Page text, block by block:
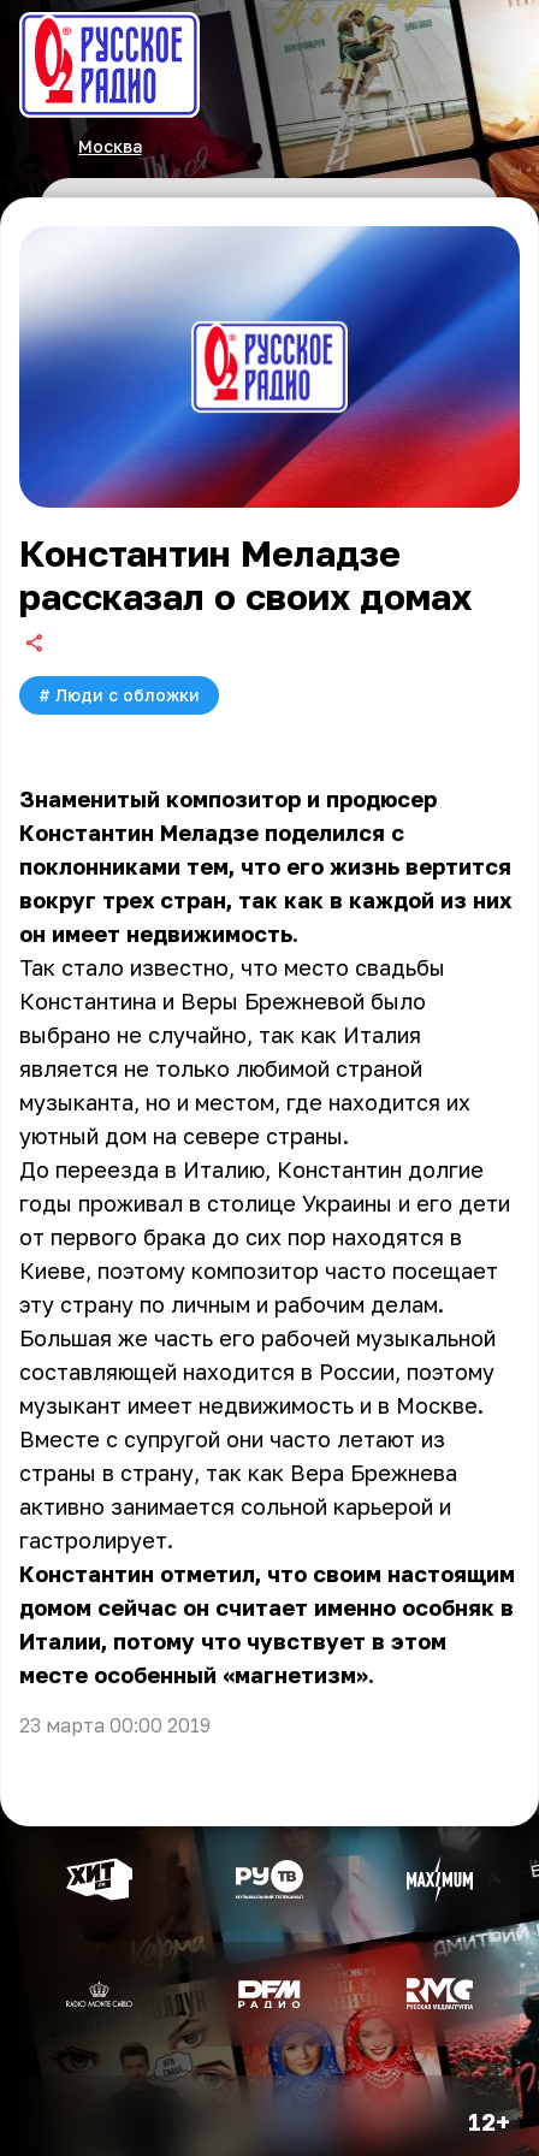
Москва
Константин Меладзе
рассказал о своих домах
# Люди с обложки
Знаменитый композитор и продюсер
Константин Меладзе поделился с
поклонниками тем, что его жизнь вертится
вокруг трех стран, так как в каждой из них
он имеет недвижимость.
Так стало известно, что место свадьбы
Константина и Веры Брежневой было
выбрано не случайно, так как Италия
является не только любимой страной
музыканта, но и местом, где находится их
уютный дом на севере страны.
До переезда в Италию, Константин долгие
годы проживал в столице Украины и его дети
от первого брака до сих пор находятся в
Киеве, поэтому композитор часто посещает
эту страну по личным и рабочим делам.
Большая же часть его рабочей музыкальной
составляющей находится в России, поэтому
музыкант имеет недвижимость и в Москве.
Вместе с супругой они часто летают из
страны в страну, так как Вера Брежнева
активно занимается сольной карьерой и
гастролирует.
Константин отметил, что своим настоящим
домом сейчас он считает именно особняк в
Италии, потому что чувствует в этом
месте особенный «магнетизм».
23 марта 00:00 2019
12+